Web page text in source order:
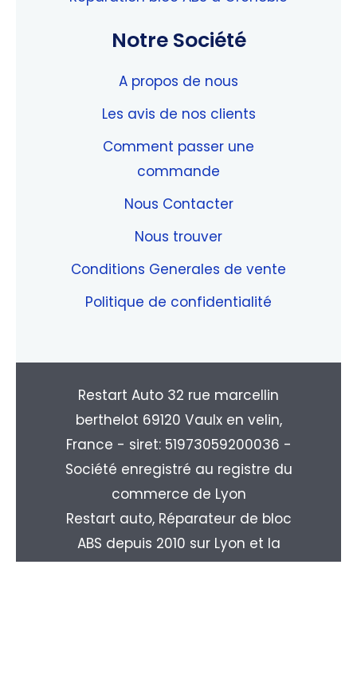
Notre Société
A propos de nous
Les avis de nos clients
Comment passer une
commande
Nous Contacter
Nous trouver
Conditions Generales de vente
Politique de confidentialité
Restart Auto 32 rue marcellin
berthelot 69120 Vaulx en velin,
France - siret: 51973059200036 -
Société enregistré au registre du
commerce de Lyon
Restart auto, Réparateur de bloc
ABS depuis 2010 sur Lyon et la
région Rhone-alpes. Livraison